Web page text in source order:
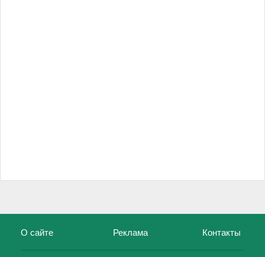
О сайте Реклама Контакты